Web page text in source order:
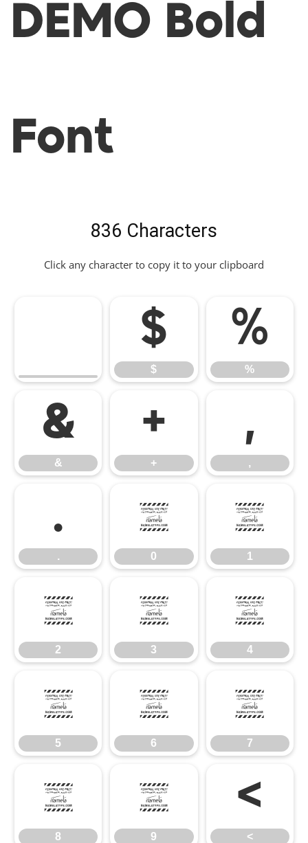
DEMO Bold
Font
836 Characters
Click any character to copy it to your clipboard
$
$
%
%
&
&
+
+
,
,
.
.
0
0
1
1
2
2
3
3
4
4
5
5
6
6
7
7
8
8
9
9
<
<